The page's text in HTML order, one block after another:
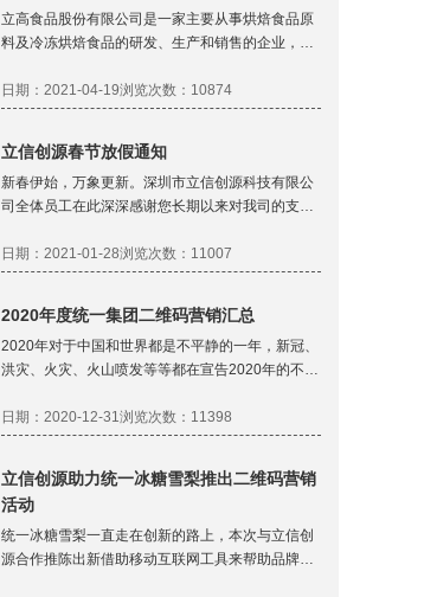
立高食品股份有限公司是一家主要从事烘焙食品原
料及冷冻烘焙食品的研发、生产和销售的企业，产
原料和冷冻烘焙半成品、成品以及部分休闲食品。
立高食品于2021年4月15日登陆深交所创业板上
日期：2021-04-19浏览次数：10874
立信创源春节放假通知
新春伊始，万象更新。深圳市立信创源科技有限公
司全体员工在此深深感谢您长期以来对我司的支持
年里，我司会更加努力，给您提供更优质的服务。
为响应国家号召错峰放假，我司2021年春节放假时
日期：2021-01-28浏览次数：11007
2020年度统一集团二维码营销汇总
2020年对于中国和世界都是不平静的一年，新冠、
洪灾、火灾、火山喷发等等都在宣告2020年的不同
国的担当，全心全意为民，协助他国共抗危机，真
正的向世界诠释了什么是“人类命运共同体”。而企
领域提升自己，也需要在刺激消费，合作共赢搭建
企业自己的“企业命运共同体”。
日期：2020-12-31浏览次数：11398
立信创源助力统一冰糖雪梨推出二维码营销
活动
统一冰糖雪梨一直走在创新的路上，本次与立信创
源合作推陈出新借助移动互联网工具来帮助品牌进